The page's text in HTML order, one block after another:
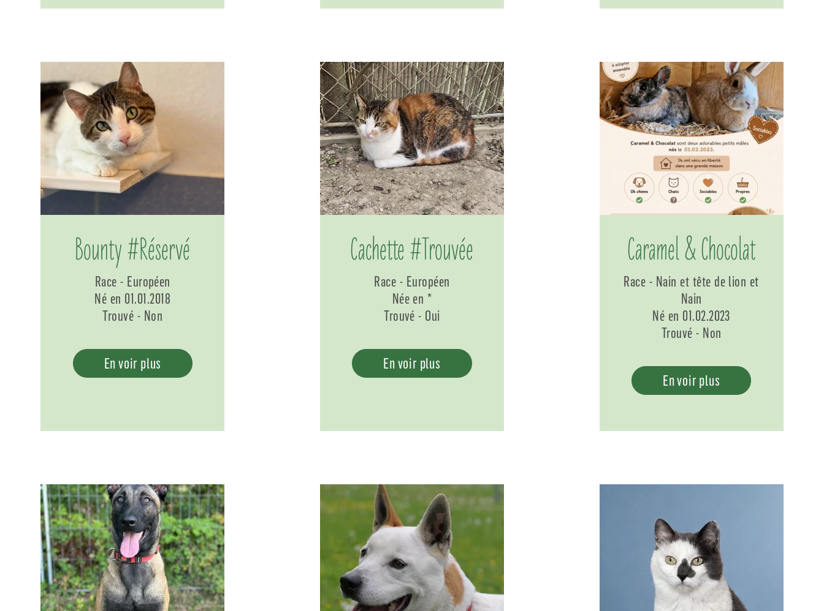
Bounty #Réservé
Race - Européen
Né en 01.01.2018
Trouvé - Non
En voir plus
Cachette #Trouvée
Race - Européen
Née en *
Trouvé - Oui
En voir plus
Caramel & Chocolat
Race - Nain et tête de lion et
Nain
Né en 01.02.2023
Trouvé - Non
En voir plus